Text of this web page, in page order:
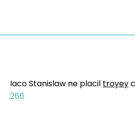
Iaco Stanislaw ne placil troyey
266